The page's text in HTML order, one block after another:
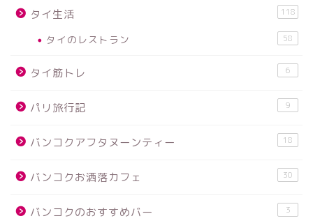
タイ生活 118
タイのレストラン 58
タイ筋トレ 6
パリ旅行記 9
バンコクアフタヌーンティー 18
バンコクお洒落カフェ 30
バンコクのおすすめバー 3